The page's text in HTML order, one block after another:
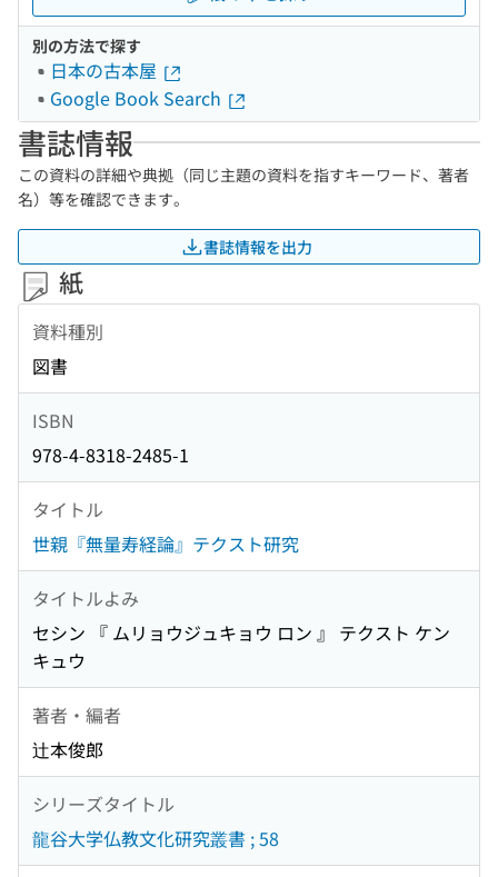
別の方法で探す
日本の古本屋
Google Book Search
書誌情報
この資料の詳細や典拠（同じ主題の資料を指すキーワード、著者
名）等を確認できます。
書誌情報を出力
紙
資料種別
図書
ISBN
978-4-8318-2485-1
タイトル
世親『無量寿経論』テクスト研究
タイトルよみ
セシン 『 ムリョウジュキョウ ロン 』 テクスト ケン
キュウ
著者・編者
辻本俊郎
シリーズタイトル
龍谷大学仏教文化研究叢書 ; 58